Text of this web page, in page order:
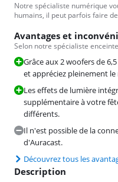
Notre spécialiste numérique
humains, il peut parfois faire
Avantages et
Selon notre spécialiste
Grâce aux 2 woofers de
et appréciez pleinement
Les effets de lumière
supplémentaire à votre
différents.
Il n'est possible de la
d'Auracast.
Découvrez tous les
Description